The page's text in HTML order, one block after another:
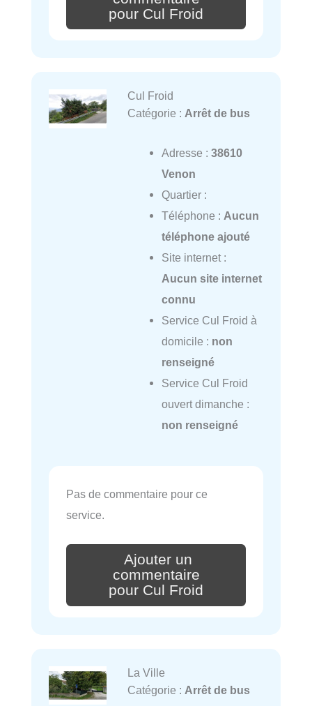
pour Cul Froid
Cul Froid
Catégorie : Arrêt de bus
Adresse : 38610
Venon
Quartier :
Téléphone : Aucun
téléphone ajouté
Site internet :
Aucun site internet
connu
Service Cul Froid à
domicile : non
renseigné
Service Cul Froid
ouvert dimanche :
non renseigné
Pas de commentaire pour ce
service.
Ajouter un
commentaire
pour Cul Froid
La Ville
Catégorie : Arrêt de bus